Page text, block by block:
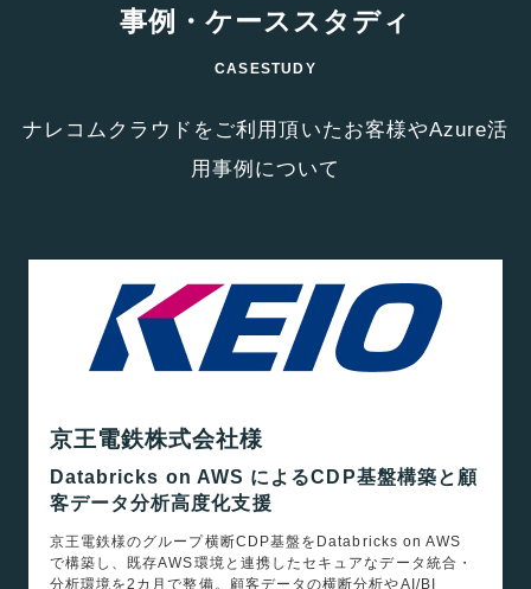
事例・ケーススタディ
CASESTUDY
ナレコムクラウドをご利用頂いたお客様やAzure活
用事例について
京王電鉄株式会社様
Databricks on AWS によるCDP基盤構築と顧
客データ分析高度化支援
京王電鉄様のグループ横断CDP基盤をDatabricks on AWS
で構築し、既存AWS環境と連携したセキュアなデータ統合・
分析環境を2カ月で整備。顧客データの横断分析やAI/BI